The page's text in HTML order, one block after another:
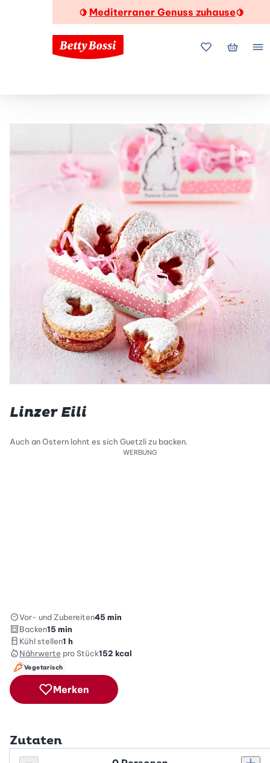
🍋 Mediterraner Genuss zuhause🍋
MeineMein
Linzer Eili
Auch an Ostern lohnt es sich Guetzli zu backen.
WERBUNG
Vor- und Zubereiten45 min
Backen15 min
Kühl stellen1 h
Nährwerte pro Stück152 kcal
Vegetarisch
Merken
Zutaten